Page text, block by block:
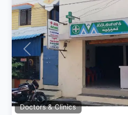
Doctors & Clinics
Previous